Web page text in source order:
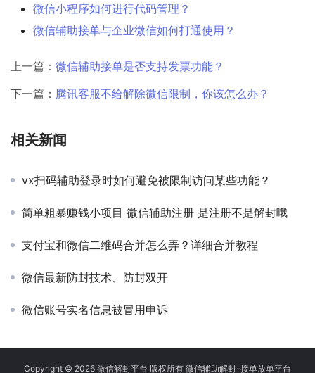
微信小程序如何进行代码管理？
微信辅助接单与企业微信如何打通使用？
上一篇： 微信辅助接单是否支持发票功能？
下一篇： 腾讯客服不给解除微信限制，你该怎么办？
相关新闻
vx扫码辅助登录时如何避免被限制访问某些功能？
简单粗暴赚钱小项目 微信辅助注册 是注册不是解封哦
支付宝和微信二维码合并怎么弄？详细合并教程
微信最新防封技术、防封双开
微信账号实名信息被冒用申诉
Copyright © 2026 微信解封平台 版权所有 微信辅助解封-接单放单平台